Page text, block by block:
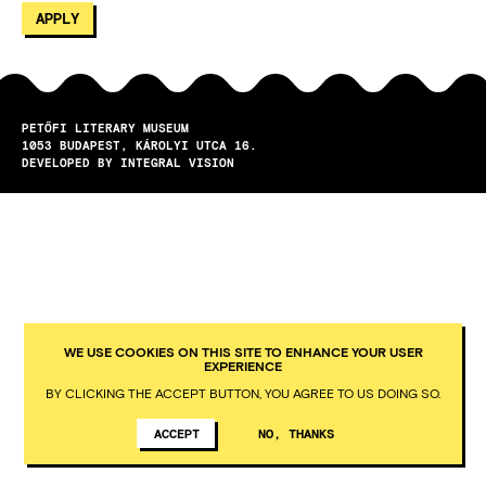
PETŐFI LITERARY MUSEUM
1053
BUDAPEST
KÁROLYI UTCA 16.
DEVELOPED BY INTEGRAL VISION
WE USE COOKIES ON THIS SITE TO ENHANCE YOUR USER
EXPERIENCE
BY CLICKING THE ACCEPT BUTTON, YOU AGREE TO US DOING SO.
ACCEPT NO, THANKS